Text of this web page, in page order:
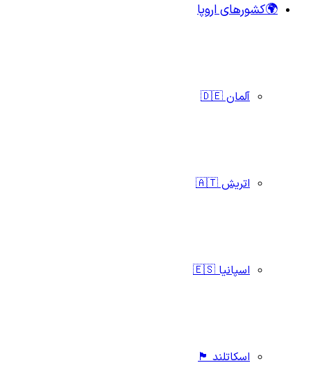
🌍کشورهای اروپا
آلمان 🇩🇪
اتریش 🇦🇹
اسپانیا 🇪🇸
اسکاتلند 🏴󠁧󠁢󠁳󠁣󠁴󠁿